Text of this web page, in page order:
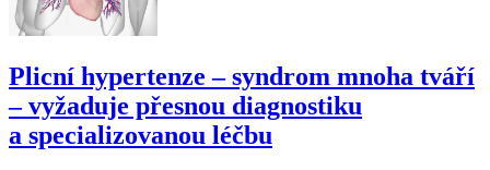
Plicní hypertenze –⁠ syndrom mnoha tváří
–⁠ vyžaduje přesnou diagnostiku
a specializovanou léčbu